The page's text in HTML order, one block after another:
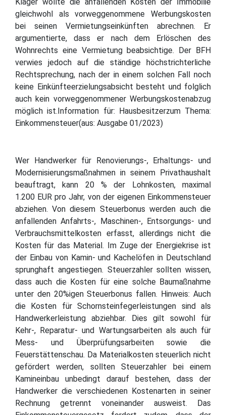
gleichwohl als vorweggenommene Werbungskosten
bei seinen Vermietungseinkünften abrechnen. Er
argumentierte, dass er nach dem Erlöschen des
Wohnrechts eine Vermietung beabsichtige. Der BFH
verwies jedoch auf die ständige höchstrichterliche
Rechtsprechung, nach der in einem solchen Fall noch
keine Einkünfteerzielungsabsicht besteht und folglich
auch kein vorweggenommener Werbungskostenabzug
möglich ist.Information für: Hausbesitzerzum Thema:
Einkommensteuer(aus: Ausgabe 01/2023)
Wer Handwerker für Renovierungs-, Erhaltungs- und
Modernisierungsmaßnahmen in seinem Privathaushalt
beauftragt, kann 20 % der Lohnkosten, maximal
1.200 EUR pro Jahr, von der eigenen Einkommensteuer
abziehen. Von diesem Steuerbonus werden auch die
anfallenden Anfahrts-, Maschinen-, Entsorgungs- und
Verbrauchsmittelkosten erfasst, allerdings nicht die
Kosten für das Material. Im Zuge der Energiekrise ist
der Einbau von Kamin- und Kachelöfen in Deutschland
sprunghaft angestiegen. Steuerzahler sollten wissen,
dass auch die Kosten für eine solche Baumaßnahme
unter den 20%igen Steuerbonus fallen. Hinweis: Auch
die Kosten für Schornsteinfegerleistungen sind als
Handwerkerleistung abziehbar. Dies gilt sowohl für
Kehr-, Reparatur- und Wartungsarbeiten als auch für
Mess- und Überprüfungsarbeiten sowie die
Feuerstättenschau. Da Materialkosten steuerlich nicht
gefördert werden, sollten Steuerzahler bei einem
Kamineinbau unbedingt darauf bestehen, dass der
Handwerker die verschiedenen Kostenarten in seiner
Rechnung getrennt voneinander ausweist. Das